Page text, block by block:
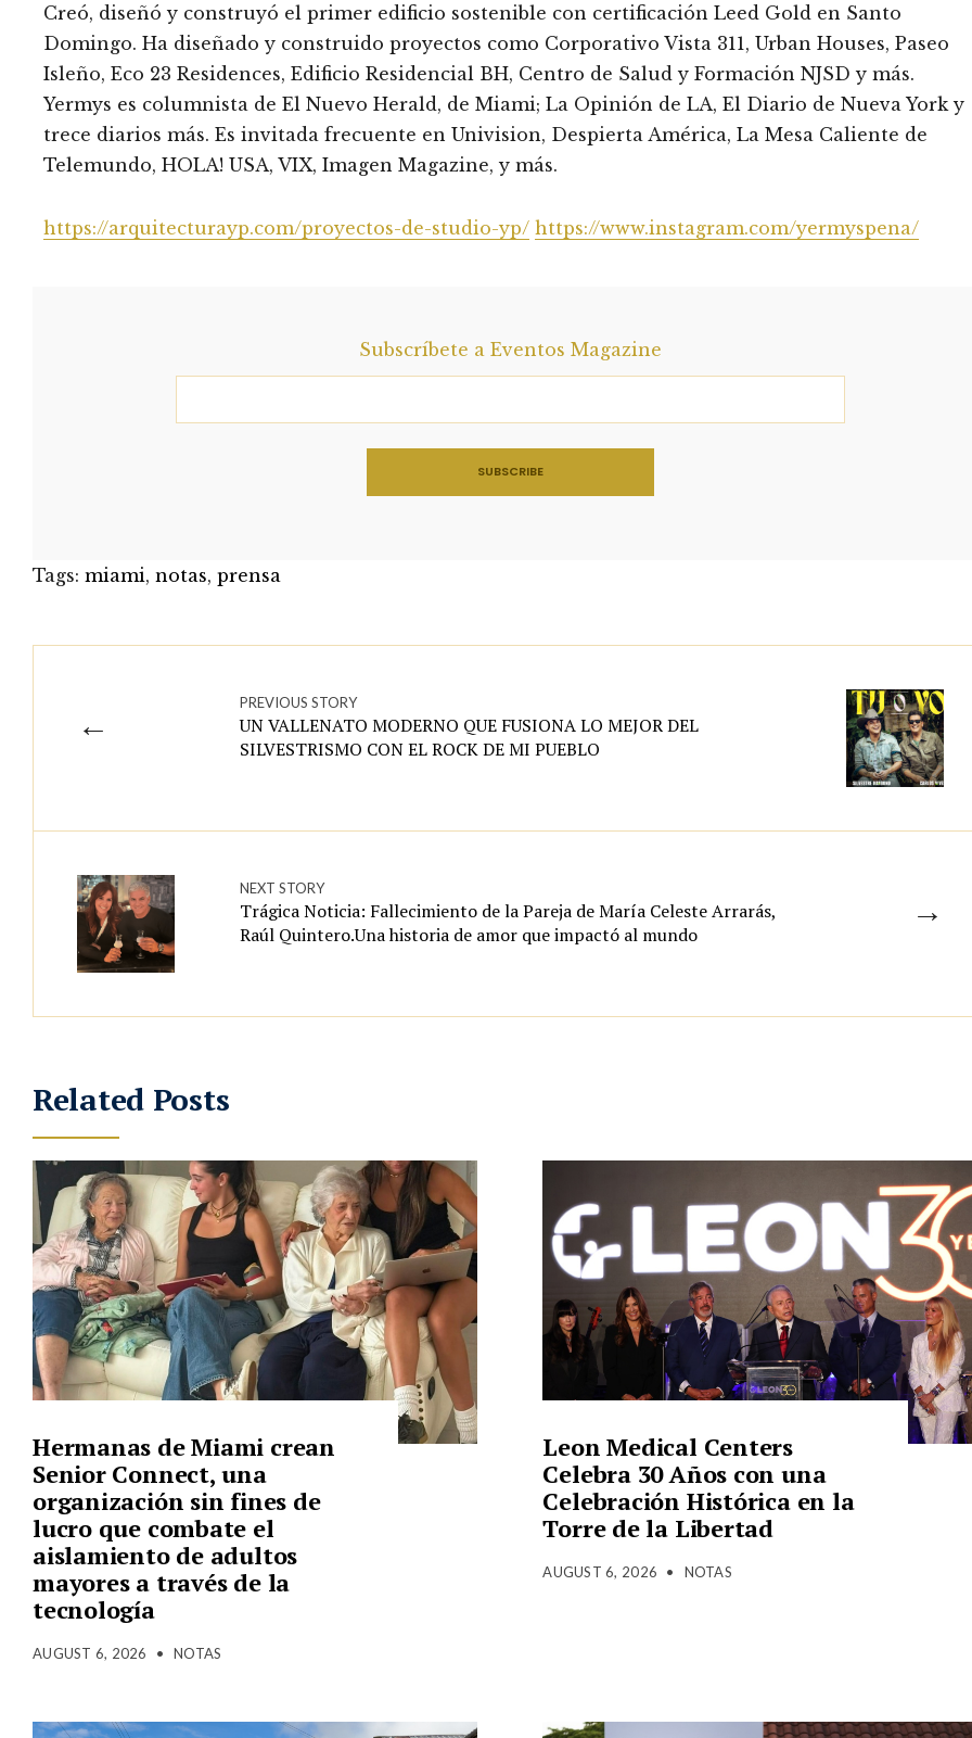
Creó, diseñó y construyó el primer edificio sostenible con certificación Leed Gold en Santo
Domingo. Ha diseñado y construido proyectos como Corporativo Vista 311, Urban Houses, Paseo
Isleño, Eco 23 Residences, Edificio Residencial BH, Centro de Salud y Formación NJSD y más.
Yermys es columnista de El Nuevo Herald, de Miami; La Opinión de LA, El Diario de Nueva York y
trece diarios más. Es invitada frecuente en Univision, Despierta América, La Mesa Caliente de
Telemundo, HOLA! USA, VIX, Imagen Magazine, y más.
https://arquitecturayp.com/proyectos-de-studio-yp/ https://www.instagram.com/yermyspena/
Subscríbete a Eventos Magazine
Tags: miami, notas, prensa
←
PREVIOUS STORY
UN VALLENATO MODERNO QUE FUSIONA LO MEJOR DEL
SILVESTRISMO CON EL ROCK DE MI PUEBLO
→
NEXT STORY
Trágica Noticia: Fallecimiento de la Pareja de María Celeste Arrarás,
Raúl Quintero.Una historia de amor que impactó al mundo
Related Posts
Hermanas de Miami crean
Senior Connect, una
organización sin fines de
lucro que combate el
aislamiento de adultos
mayores a través de la
tecnología
AUGUST 6, 2026 • NOTAS
Leon Medical Centers
Celebra 30 Años con una
Celebración Histórica en la
Torre de la Libertad
AUGUST 6, 2026 • NOTAS